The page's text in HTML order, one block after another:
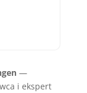
—
i ekspert